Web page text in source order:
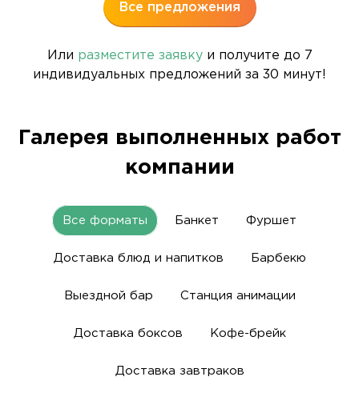
Все предложения
Или разместите заявкуи получите до 7
индивидуальных предложений за 30 минут!
Галерея выполненных работ
компании
Все форматы Банкет Фуршет
Доставка блюд и напитков Барбекю
Выездной бар Станция анимации
Доставка боксов Кофе-брейк
Доставка завтраков